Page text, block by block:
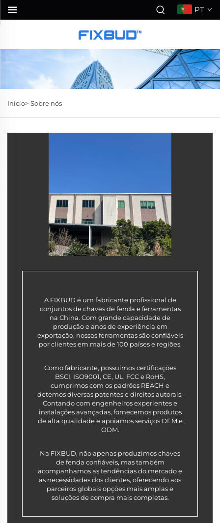
PT
Início> Sobre nós
A FIXBUD é um fabricante profissional de
conjuntos de chaves de fenda e ferramentas
na China. Com grande capacidade de
produção e anos de experiência em
exportação, nossas ferramentas são confiáveis
por clientes em mais de 100 países e regiões.
Como fabricante, possuímos certificações
BSCI, ISO9001, CE, UL, FCC e RoHS,
cumprimos com os padrões REACH e
detemos diversas patentes e direitos autorais.
Contando com engenheiros experientes e
instalações avançadas, fornecemos produtos
de alta qualidade e apoiamos serviços OEM e
ODM.
Na FIXBUD, não apenas produzimos chaves
de fenda confiáveis, mas também
acompanhamos as tendências do mercado e
as necessidades dos clientes, oferecendo aos
parceiros globais opções mais amplas e
soluções de compra mais completas.